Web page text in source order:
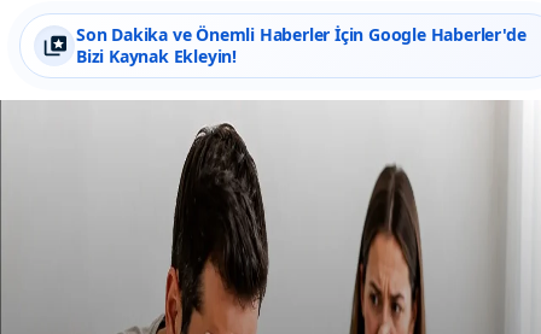
Son Dakika ve Önemli Haberler İçin Google Haberler'de
Bizi Kaynak Ekleyin!